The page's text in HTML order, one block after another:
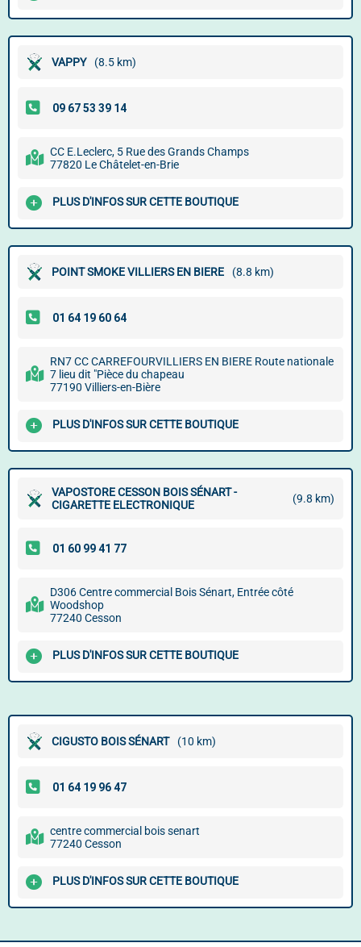
VAPPY (8.5 km)
CC E.Leclerc, 5 Rue des Grands Champs
77820 Le Châtelet-en-Brie
PLUS D'INFOS SUR CETTE BOUTIQUE
POINT SMOKE VILLIERS EN BIERE (8.8 km)
RN7 CC CARREFOURVILLIERS EN BIERE Route nationale
7 lieu dit "Pièce du chapeau
77190 Villiers-en-Bière
PLUS D'INFOS SUR CETTE BOUTIQUE
VAPOSTORE CESSON BOIS SÉNART -
CIGARETTE ELECTRONIQUE
(9.8 km)
D306 Centre commercial Bois Sénart, Entrée côté
Woodshop
77240 Cesson
PLUS D'INFOS SUR CETTE BOUTIQUE
CIGUSTO BOIS SÉNART (10 km)
centre commercial bois senart
77240 Cesson
PLUS D'INFOS SUR CETTE BOUTIQUE